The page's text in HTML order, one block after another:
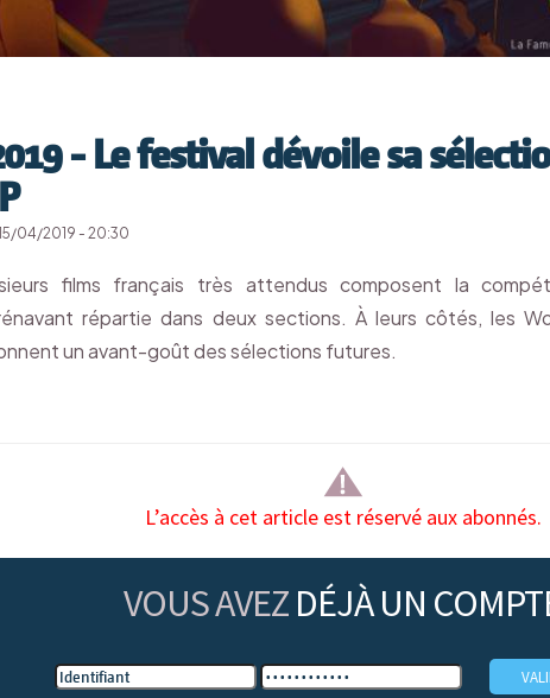
- Le festival dévoile sa
04/2019 - 20:30
films français très attendus composent la
répartie dans deux sections. À leurs côtés, les
un avant-goût des sélections futures.
L’accès à cet article est réservé aux abonnés.
VOUS AVEZ DÉJÀ UN